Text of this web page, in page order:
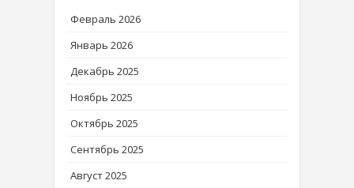
Февраль 2026
Январь 2026
Декабрь 2025
Ноябрь 2025
Октябрь 2025
Сентябрь 2025
Август 2025